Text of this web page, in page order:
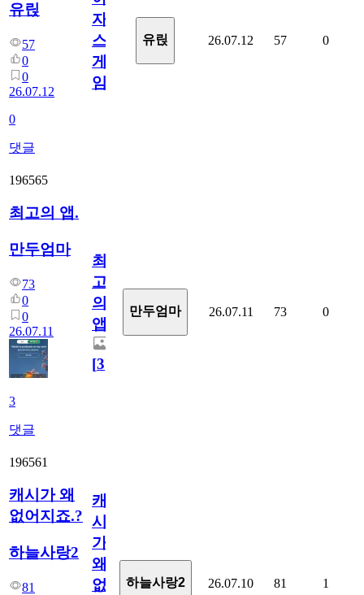
유릱
57
0
0
26.07.12
0
댓글
자
스
게
임?
유릱 26.07.12 57 0
196565
최고의 앱.
만두엄마
73
0
0
26.07.11
3
댓글
최
고
의
앱.
[3]
만두엄마 26.07.11 73 0
196561
캐시가 왜
없어지죠.?
하늘사랑2
81
캐
시
가
왜
없
하늘사랑2 26.07.10 81 1